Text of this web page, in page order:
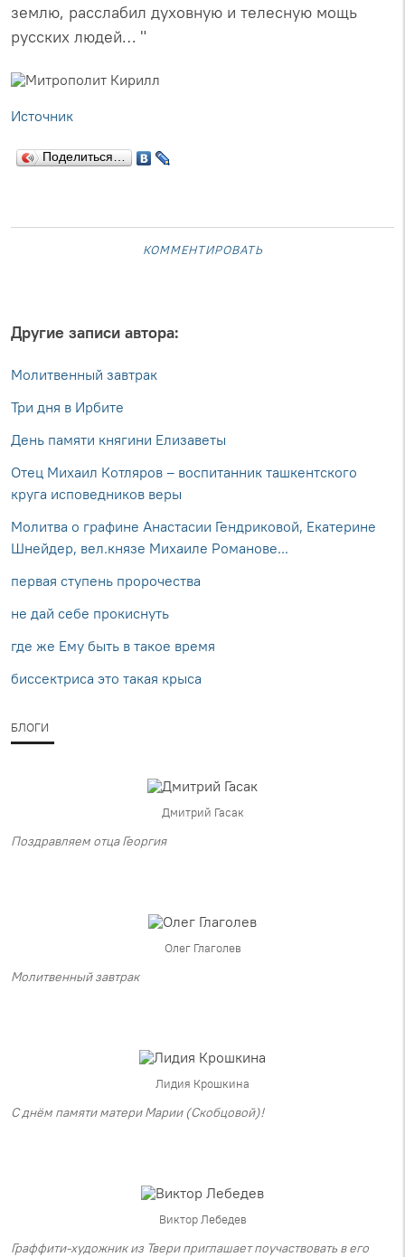
землю, расслабил духовную и телесную мощь
русских людей… "
Источник
Поделиться…
комментировать
Другие записи автора:
Молитвенный завтрак
Три дня в Ирбите
День памяти княгини Елизаветы
Отец Михаил Котляров – воспитанник ташкентского
круга исповедников веры
Молитва о графине Анастасии Гендриковой, Екатерине
Шнейдер, вел.князе Михаиле Романове...
первая ступень пророчества
не дай себе прокиснуть
где же Ему быть в такое время
биссектриса это такая крыса
БЛОГИ
Дмитрий Гасак
Поздравляем отца Георгия
Олег Глаголев
Молитвенный завтрак
Лидия Крошкина
С днём памяти матери Марии (Скобцовой)!
Виктор Лебедев
Граффити-художник из Твери приглашает поучаствовать в его